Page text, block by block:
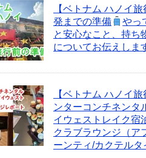
【ベトナム ハノイ旅
発までの準備
やっ
と安心なこと、持ち
についてお伝えしま
【ベトナム ハノイ旅
ンターコンチネンタ
イウェストレイク
クラブラウンジ（ア
ーンティ/カクテルタ